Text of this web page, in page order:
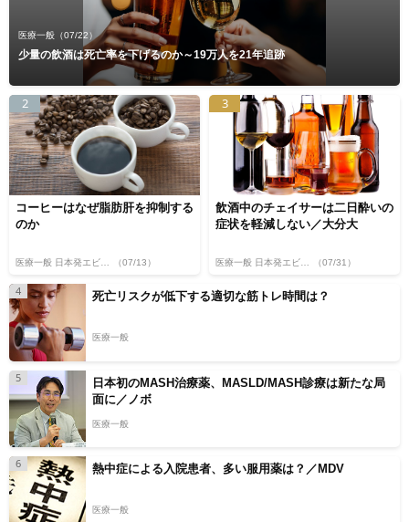
医療一般 （07/22）
少量の飲酒は死亡率を下げるのか～19万人を21年追跡
2
コーヒーはなぜ脂肪肝を抑制する
のか
医療一般 日本発エビデンス （07/13）
3
飲酒中のチェイサーは二日酔いの
症状を軽減しない／大分大
医療一般 日本発エビデンス （07/31）
4 死亡リスクが低下する適切な筋トレ時間は？
医療一般
5
日本初のMASH治療薬、MASLD/MASH診療は新たな局
面に／ノボ
医療一般
6 熱中症による入院患者、多い服用薬は？／MDV
医療一般